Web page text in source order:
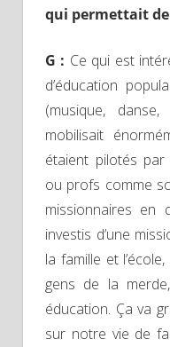
qui permettait
G : Ce qui est
d’éducation
(musique,
mobilisait
étaient pilotés par
ou profs comme
missionnaires en
investis d’une
la famille et
gens de la
éducation. Ça va
sur notre vie de